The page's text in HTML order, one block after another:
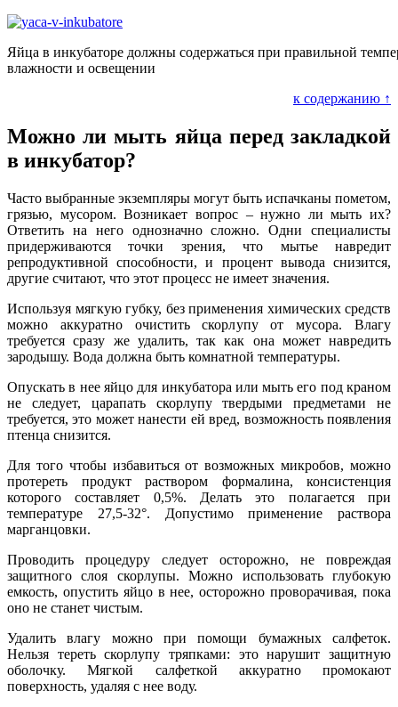
Яйца в инкубаторе должны содержаться при правильной
влажности и освещении
к содержанию ↑
Можно ли мыть яйца перед закладкой
в инкубатор?
Часто выбранные экземпляры могут быть испачканы пометом,
грязью, мусором. Возникает вопрос – нужно ли мыть их?
Ответить на него однозначно сложно. Одни специалисты
придерживаются точки зрения, что мытье навредит
репродуктивной способности, и процент вывода снизится,
другие считают, что этот процесс не имеет значения.
Используя мягкую губку, без применения химических средств
можно аккуратно очистить скорлупу от мусора. Влагу
требуется сразу же удалить, так как она может навредить
зародышу. Вода должна быть комнатной температуры.
Опускать в нее яйцо для инкубатора или мыть его под краном
не следует, царапать скорлупу твердыми предметами не
требуется, это может нанести ей вред, возможность появления
птенца снизится.
Для того чтобы избавиться от возможных микробов, можно
протереть продукт раствором формалина, консистенция
которого составляет 0,5%. Делать это полагается при
температуре 27,5-32°. Допустимо применение раствора
марганцовки.
Проводить процедуру следует осторожно, не повреждая
защитного слоя скорлупы. Можно использовать глубокую
емкость, опустить яйцо в нее, осторожно проворачивая, пока
оно не станет чистым.
Удалить влагу можно при помощи бумажных салфеток.
Нельзя тереть скорлупу тряпками: это нарушит защитную
оболочку. Мягкой салфеткой аккуратно промокают
поверхность, удаляя с нее воду.